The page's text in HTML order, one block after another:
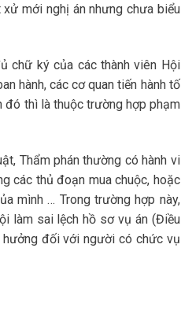
mới nghị án nhưng chưa biểu
chữ ký của các thành viên Hội
hành, các cơ quan tiến hành tố
đó thì là thuộc trường hợp phạm
Thẩm phán thường có hành vi
các thủ đoạn mua chuộc, hoặc
mình … Trong trường hợp này,
làm sai lệch hồ sơ vụ án (Điều
đối với người có chức vụ